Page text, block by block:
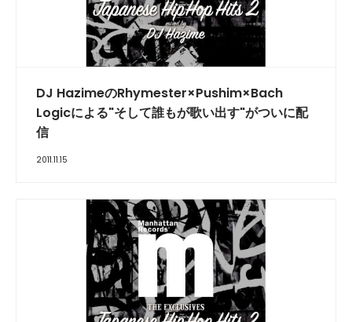
DJ HazimeのRhymester×Pushim×Bach
Logicによる"そして誰もが歌い出す"がついに配
信
2011.11.15